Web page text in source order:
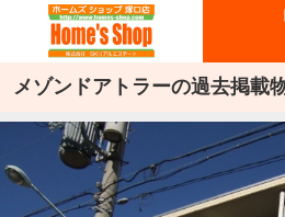
メゾンドアトラーの過去掲載